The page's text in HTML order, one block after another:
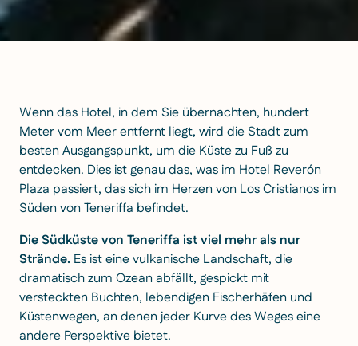
Wenn das Hotel, in dem Sie übernachten, hundert
Meter vom Meer entfernt liegt, wird die Stadt zum
besten Ausgangspunkt, um die Küste zu Fuß zu
entdecken. Dies ist genau das, was im Hotel Reverón
Plaza passiert, das sich im Herzen von Los Cristianos im
Süden von Teneriffa befindet.
Die Südküste von Teneriffa ist viel mehr als nur
Strände. Es ist eine vulkanische Landschaft, die
dramatisch zum Ozean abfällt, gespickt mit
versteckten Buchten, lebendigen Fischerhäfen und
Küstenwegen, an denen jeder Kurve des Weges eine
andere Perspektive bietet.